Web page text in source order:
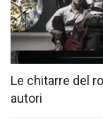
Le chitarre del
autori